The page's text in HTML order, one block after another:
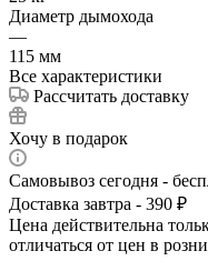
Диаметр дымохода
—
115 мм
Все характеристики
Рассчитать доставку
Хочу в подарок
Самовывоз сегодня -
Доставка завтра - 390 ₽
Цена действительна
отличаться от цен в